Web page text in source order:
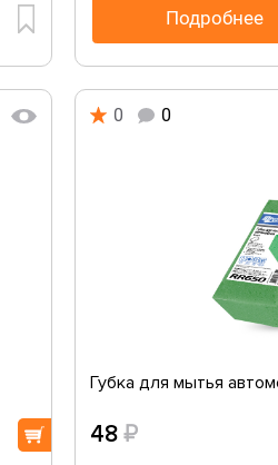
Подробнее
0 0
Губка для мытья
48 ₽